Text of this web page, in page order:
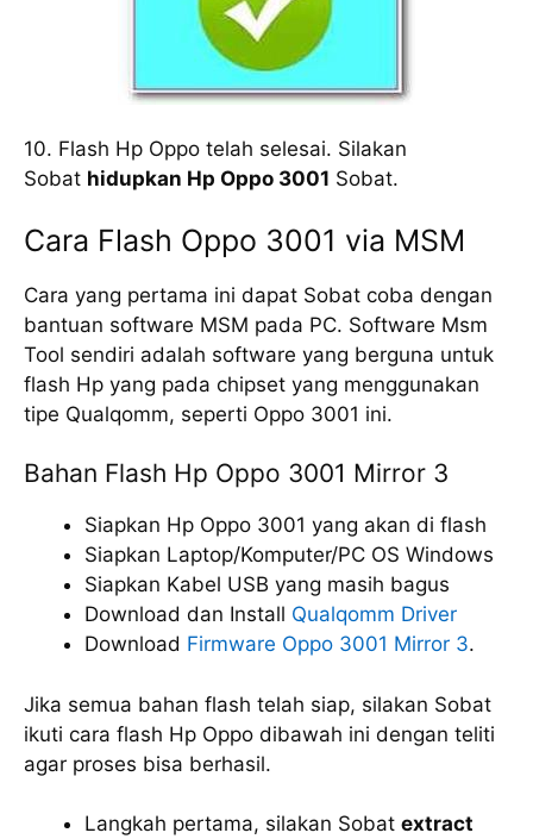
10. Flash Hp Oppo telah selesai. Silakan
Sobat hidupkan Hp Oppo 3001 Sobat.
Cara Flash Oppo 3001 via MSM
Cara yang pertama ini dapat Sobat coba dengan
bantuan software MSM pada PC. Software Msm
Tool sendiri adalah software yang berguna untuk
flash Hp yang pada chipset yang menggunakan
tipe Qualqomm, seperti Oppo 3001 ini.
Bahan Flash Hp Oppo 3001 Mirror 3
Siapkan Hp Oppo 3001 yang akan di flash
Siapkan Laptop/Komputer/PC OS Windows
Siapkan Kabel USB yang masih bagus
Download dan Install Qualqomm Driver
Download Firmware Oppo 3001 Mirror 3.
Jika semua bahan flash telah siap, silakan Sobat
ikuti cara flash Hp Oppo dibawah ini dengan teliti
agar proses bisa berhasil.
Langkah pertama, silakan Sobat extract